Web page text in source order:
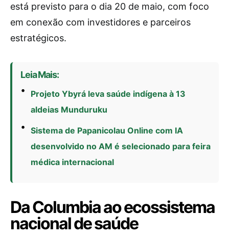
está previsto para o dia 20 de maio, com foco
em conexão com investidores e parceiros
estratégicos.
Leia Mais:
Projeto Ybyrá leva saúde indígena à 13
aldeias Munduruku
Sistema de Papanicolau Online com IA
desenvolvido no AM é selecionado para feira
médica internacional
Da Columbia ao ecossistema
nacional de saúde